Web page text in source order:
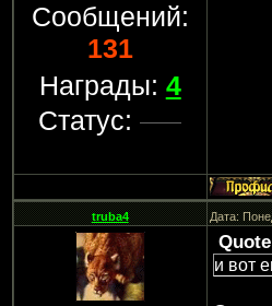
Сообщений:
131
Награды: 4
Статус:
truba4 Дата:
Quote
и вот